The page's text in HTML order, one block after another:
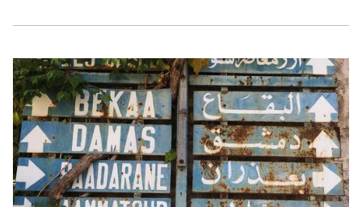
Evenementen
Bibliotheek en collecties
Publicaties
Videozone
Podcasts
OVER KUNSTENPUNT